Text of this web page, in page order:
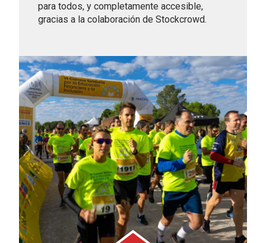
para todos, y completamente accesible,
gracias a la colaboración de Stockcrowd.
Leer más sobre VII Carrera Solidaria por la Educación